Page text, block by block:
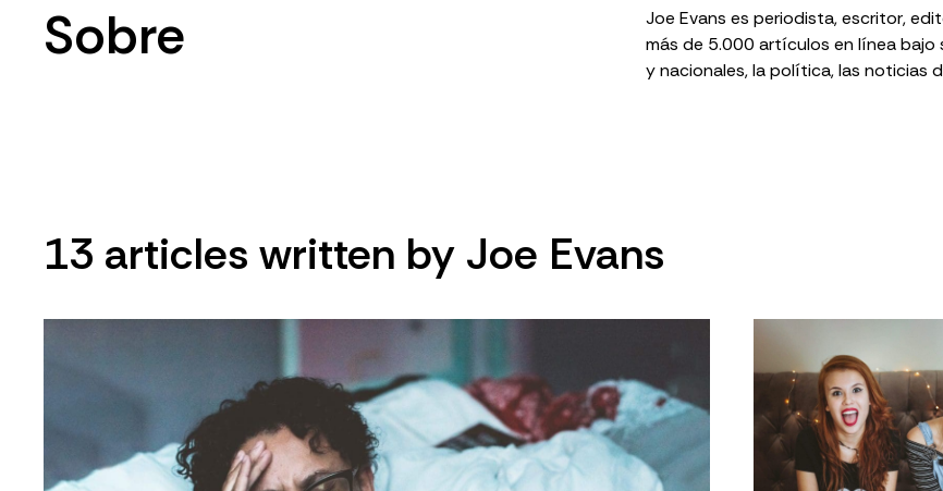
Sobre
Joe Evans es periodista, escritor,
más de 5.000 artículos en línea bajo
y nacionales, la política, las noticias
13 articles written by Joe Evans